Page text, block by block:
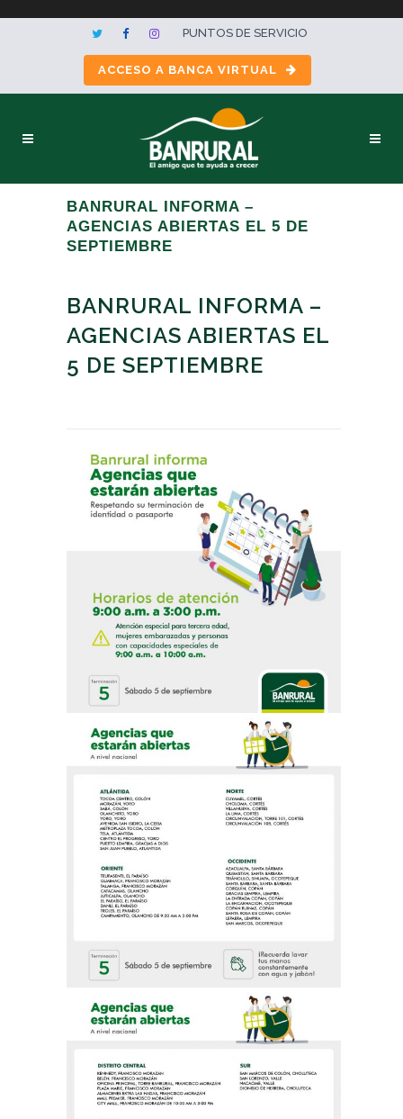
PUNTOS DE SERVICIO
ACCESO A BANCA VIRTUAL
BANRURAL INFORMA –
AGENCIAS ABIERTAS EL 5 DE
SEPTIEMBRE
BANRURAL INFORMA –
AGENCIAS ABIERTAS EL
5 DE SEPTIEMBRE